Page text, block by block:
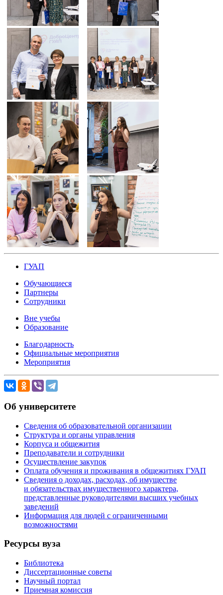
ГУАП
Обучающиеся
Партнеры
Сотрудники
Вне учебы
Образование
Благодарность
Официальные мероприятия
Мероприятия
Об университете
Сведения об образовательной организации
Структура и органы управления
Корпуса и общежития
Преподаватели и сотрудники
Осуществление закупок
Оплата обучения и проживания в общежитиях ГУАП
Сведения о доходах, расходах, об имуществе
и обязательствах имущественного характера,
представленные руководителями высших учебных
заведений
Информация для людей с ограниченными
возможностями
Ресурсы вуза
Библиотека
Диссертационные советы
Научный портал
Приемная комиссия